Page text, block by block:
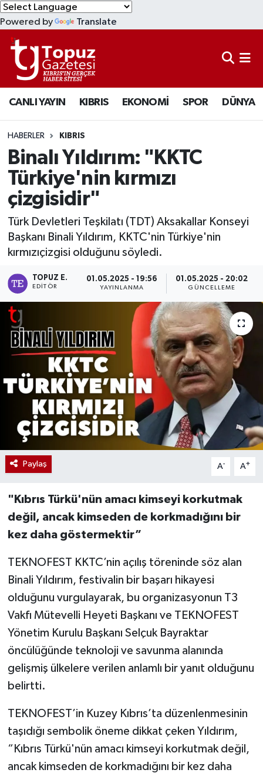
Powered by Translate
CANLI YAYIN KIBRIS EKONOMİ SPOR DÜNYA
HABERLER KIBRIS
Binalı Yıldırım: "KKTC
Türkiye'nin kırmızı
çizgisidir"
Türk Devletleri Teşkilatı (TDT) Aksakallar Konseyi
Başkanı Binali Yıldırım, KKTC'nin Türkiye'nin
kırmızıçizgisi olduğunu söyledi.
TOPUZ E.
EDITÖR
01.05.2025 - 19:56
YAYINLANMA
01.05.2025 - 20:02
GÜNCELLEME
Paylaş A- A+
"Kıbrıs Türkü'nün amacı kimseyi korkutmak
değil, ancak kimseden de korkmadığını bir
kez daha göstermektir”
TEKNOFEST KKTC’nin açılış töreninde söz alan
Binali Yıldırım, festivalin bir başarı hikayesi
olduğunu vurgulayarak, bu organizasyonun T3
Vakfı Mütevelli Heyeti Başkanı ve TEKNOFEST
Yönetim Kurulu Başkanı Selçuk Bayraktar
öncülüğünde teknoloji ve savunma alanında
gelişmiş ülkelere verilen anlamlı bir yanıt olduğunu
belirtti.
TEKNOFEST’in Kuzey Kıbrıs’ta düzenlenmesinin
taşıdığı sembolik öneme dikkat çeken Yıldırım,
“Kıbrıs Türkü'nün amacı kimseyi korkutmak değil,
ancak kimseden de korkmadığını bir kez daha
KIBRIS
DÜNYA
EKONOMİ
MAGAZİN
SAĞLIK
SPOR
TEKNOLOJİ
TÜRKİYE
Lefkoşa Nöbetçi Eczaneler
Lefkoşa Hava Durumu
Lefkoşa Trafik Yoğunluk Haritası
Süper Lig Puan Durumu ve Fikstür
Tüm Manşetler
Son Dakika Haberleri
Haber Arşivi